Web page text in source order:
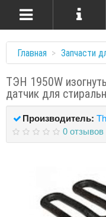
Главная Запчасти
ТЭН 1950W
датчик для
Производитель:
0 отзывов